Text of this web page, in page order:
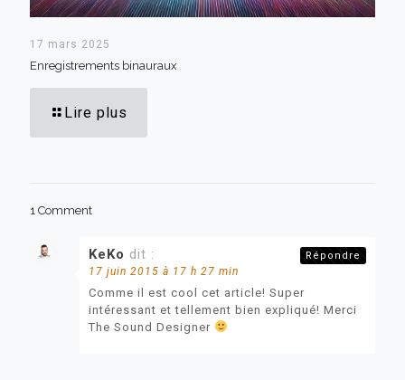
17 mars 2025
Enregistrements binauraux
Lire plus
1 Comment
KeKo dit :
17 juin 2015 à 17 h 27 min
Comme il est cool cet article! Super
intéressant et tellement bien expliqué! Merci
The Sound Designer
Répondre